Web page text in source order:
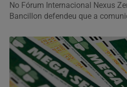
No Fórum Internacional Nexus
Bancillon defendeu que a